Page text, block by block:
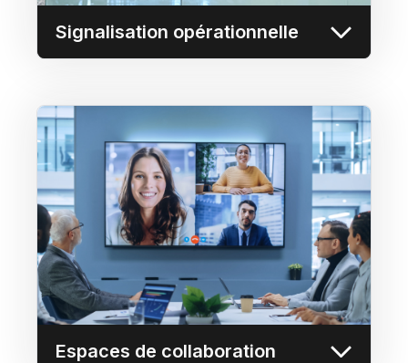
Signalisation opérationnelle
Espaces de collaboration
Espaces de collaboration
Permet à quiconque de diffuser facilement
des images sur n'importe quel écran de la
salle de réunion, directement à partir de son
navigateur.
En savoir plus